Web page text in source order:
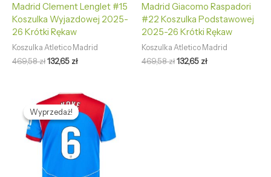
Madrid Clement Lenglet #15
Koszulka Wyjazdowej 2025-
26 Krótki Rękaw
Koszulka Atletico Madrid
469,58zł132,65 zł
Madrid Giacomo Raspadori
#22 Koszulka Podstawowej
2025-26 Krótki Rękaw
Koszulka Atletico Madrid
469,58zł132,65 zł
Wyprzedaż!
Wyprzedaż!
Pierwotna
cena
wynosiła:
469,58 zł.
Aktualna
cena
wynosi:
132,65 zł.